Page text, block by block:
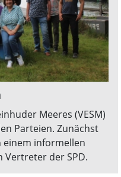
Meeres (VESM)
Parteien. Zunächst
einem informellen
Vertreter der SPD.